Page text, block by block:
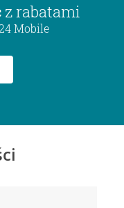
z rabatami
Mobile